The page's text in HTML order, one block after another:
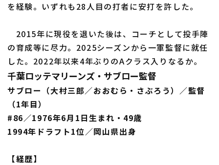
を経験。いずれも28人目の打者に安打を許した。
2015年に現役を退いた後は、コーチとして投手陣
の育成等に尽力。2025シーズンから一軍監督に就任
した。2022年以来4年ぶりのAクラス入りなるか。
千葉ロッテマリーンズ・サブロー監督
サブロー（大村三郎／おおむら・さぶろう）／監督
（1年目）
#86／1976年6月1日生まれ・49歳
1994年ドラフト1位／岡山県出身
【経歴】